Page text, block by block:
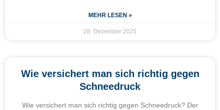
MEHR LESEN »
28. Dezember 2025
Wie versichert man sich richtig gegen
Schneedruck
Wie versichert man sich richtig gegen Schneedruck? Der